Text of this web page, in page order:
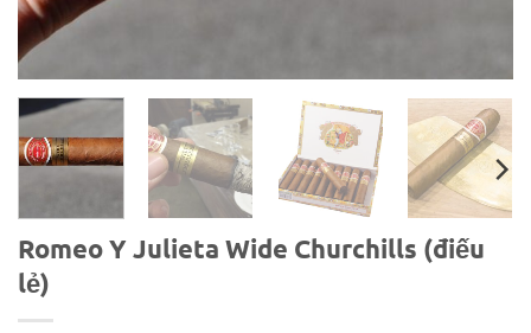
Romeo Y Julieta Wide Churchills (điếu
lẻ)